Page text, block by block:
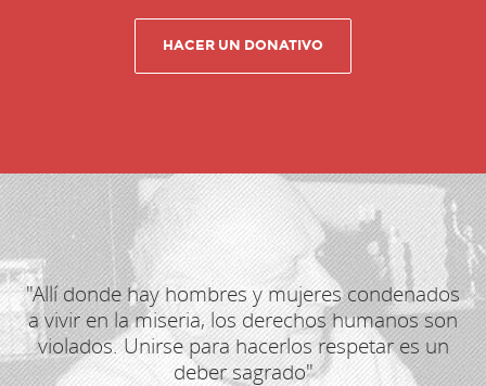
"Allí donde hay hombres y mujeres condenados
a vivir en la miseria, los derechos humanos son
violados. Unirse para hacerlos respetar es un
deber sagrado"